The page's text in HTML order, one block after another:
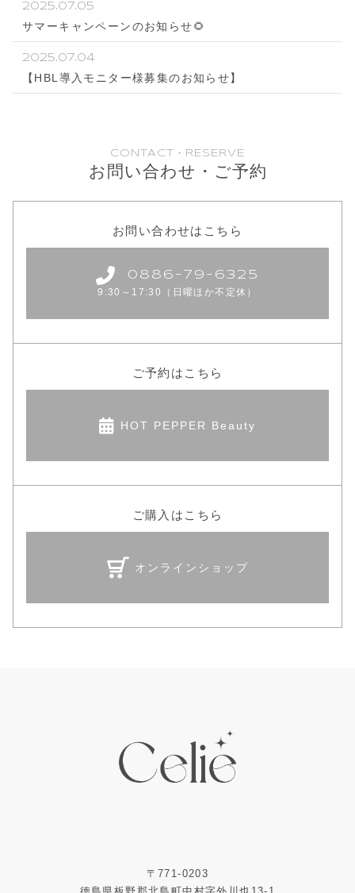
2025.07.05
サマーキャンペーンのお知らせ🌻
2025.07.04
【HBL導入モニター様募集のお知らせ】
CONTACT・RESERVE
お問い合わせ・ご予約
お問い合わせはこちら
0886-79-6325
9:30～17:30（日曜ほか不定休）
ご予約はこちら
HOT PEPPER Beauty
ご購入はこちら
オンラインショップ
〒771-0203